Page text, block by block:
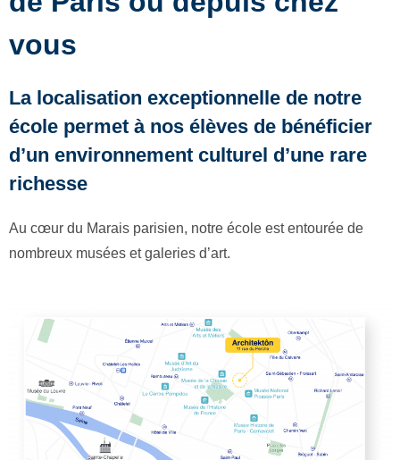
vous
La localisation exceptionnelle de notre
école permet à nos élèves de bénéficier
d’un environnement culturel d’une rare
richesse
Au cœur du Marais parisien, notre école est entourée de
nombreux musées et galeries d’art.